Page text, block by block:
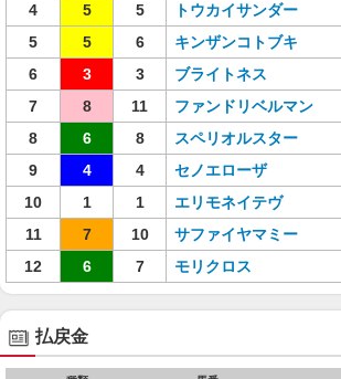
4
5 5 トウカイサンダー
5
5 6 キンザンコトブキ
6
3 3 ブライトネス
7
8 11 ファンドリベルマン
8
6 8 スペリオルスター
9
4 4 セノエローザ
10
1 1 エリモネイテヴ
11
7 10 サファイヤマミー
12
6 7 モリクロス
払戻金